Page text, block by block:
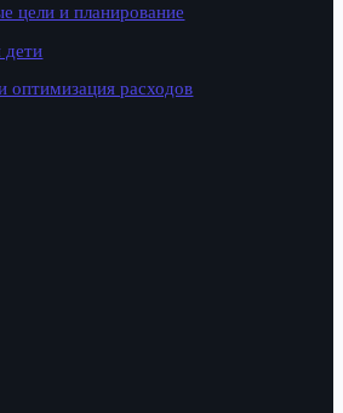
цели и планирование
оптимизация расходов